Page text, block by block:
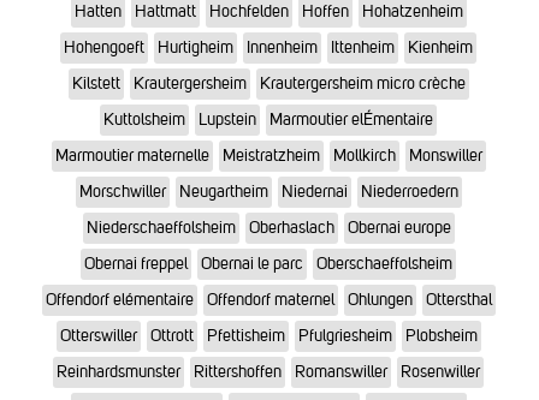
Hatten
Hattmatt Hochfelden Hoffen
Hohatzenheim
Hohengoeft
Hurtigheim Innenheim Ittenheim
Kienheim
Kilstett
Krautergersheim
Krautergersheim micro crèche
Kuttolsheim
Lupstein
Marmoutier elÉmentaire
Marmoutier maternelle
Meistratzheim Mollkirch
Monswiller
Morschwiller
Neugartheim Niedernai
Niederroedern
Niederschaeffolsheim
Oberhaslach
Obernai europe
Obernai freppel
Obernai le parc
Oberschaeffolsheim
Offendorf elémentaire
Offendorf maternel Ohlungen
Ottersthal
Otterswiller
Ottrott Pfettisheim Pfulgriesheim
Plobsheim
Reinhardsmunster
Rittershoffen Romanswiller
Rosenwiller